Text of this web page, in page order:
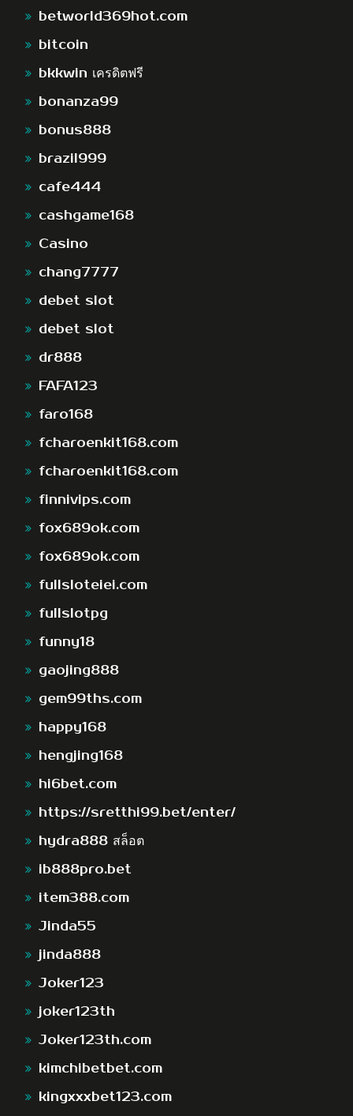
betworld369hot.com
bitcoin
bkkwin เครดิตฟรี
bonanza99
bonus888
brazil999
cafe444
cashgame168
Casino
chang7777
debet slot
debet slot
dr888
FAFA123
faro168
fcharoenkit168.com
fcharoenkit168.com
finnivips.com
fox689ok.com
fox689ok.com
fullsloteiei.com
fullslotpg
funny18
gaojing888
gem99ths.com
happy168
hengjing168
hi6bet.com
https://sretthi99.bet/enter/
hydra888 สล็อต
ib888pro.bet
item388.com
Jinda55
jinda888
Joker123
joker123th
Joker123th.com
kimchibetbet.com
kingxxxbet123.com